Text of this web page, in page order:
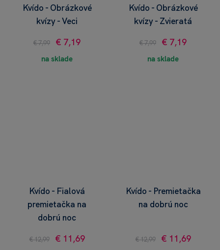
Kvído - Obrázkové
kvízy - Veci
€ 7,99 € 7,19
na sklade
Kvído - Obrázkové
kvízy - Zvieratá
€ 7,99 € 7,19
na sklade
Kvído - Fialová
premietačka na
dobrú noc
€ 12,99 € 11,69
Kvído - Premietačka
na dobrú noc
€ 12,99 € 11,69